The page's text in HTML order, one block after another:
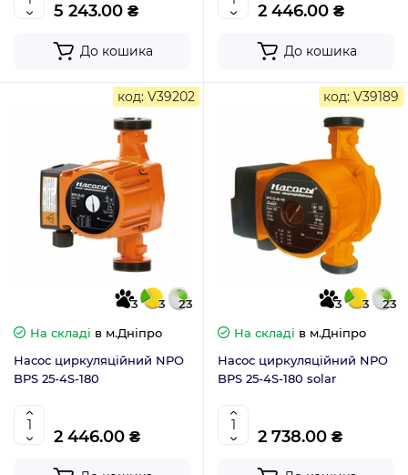
5 243.00 ₴
До кошика
2 446.00 ₴
До кошика
код: V39202
3 3
23
На складі в м.Дніпро
Насос циркуляційний NPO
BPS 25-4S-180
2 446.00 ₴
код: V39189
3 3
23
На складі в м.Дніпро
Насос циркуляційний NPO
BPS 25-4S-180 solar
2 738.00 ₴